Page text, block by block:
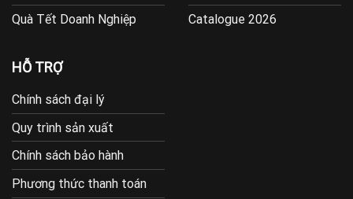
Quà Tết Doanh Nghiệp
Catalogue 2026
HỖ TRỢ
Chính sách đại lý
Quy trình sản xuất
Chính sách bảo hành
Phương thức thanh toán